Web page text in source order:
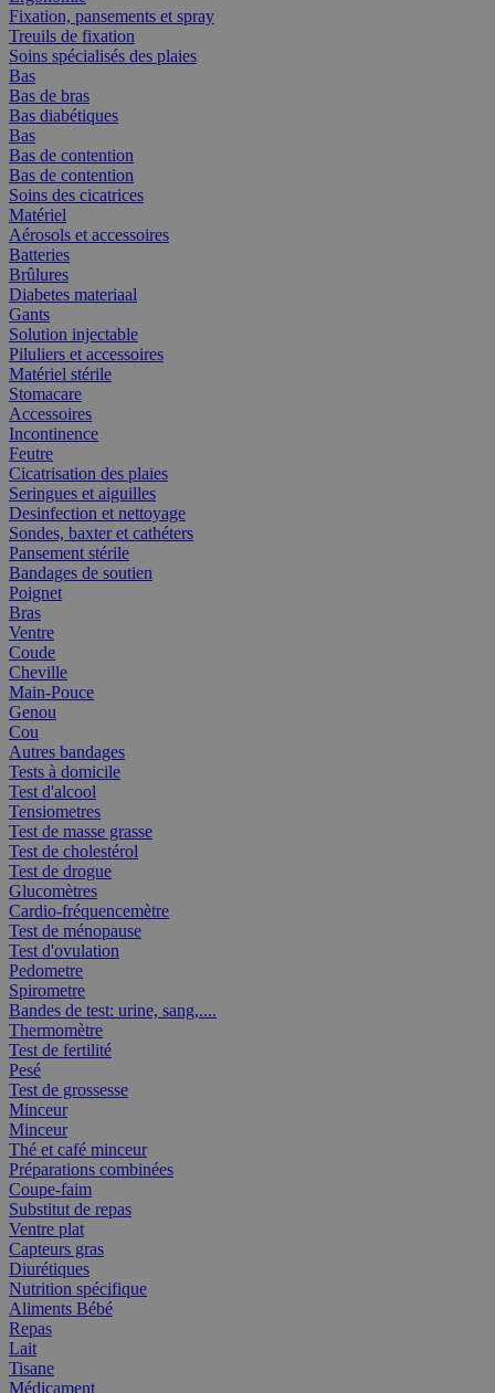
Fixation, pansements et spray
Treuils de fixation
Soins spécialisés des plaies
Bas
Bas de bras
Bas diabétiques
Bas
Bas de contention
Bas de contention
Soins des cicatrices
Matériel
Aérosols et accessoires
Batteries
Brûlures
Diabetes materiaal
Gants
Solution injectable
Piluliers et accessoires
Matériel stérile
Stomacare
Accessoires
Incontinence
Feutre
Cicatrisation des plaies
Seringues et aiguilles
Desinfection et nettoyage
Sondes, baxter et cathéters
Pansement stérile
Bandages de soutien
Poignet
Bras
Ventre
Coude
Cheville
Main-Pouce
Genou
Cou
Autres bandages
Tests à domicile
Test d'alcool
Tensiometres
Test de masse grasse
Test de cholestérol
Test de drogue
Glucomètres
Cardio-fréquencemètre
Test de ménopause
Test d'ovulation
Pedometre
Spirometre
Bandes de test: urine, sang,....
Thermomètre
Test de fertilité
Pesé
Test de grossesse
Minceur
Minceur
Thé et café minceur
Préparations combinées
Coupe-faim
Substitut de repas
Ventre plat
Capteurs gras
Diurétiques
Nutrition spécifique
Aliments Bébé
Repas
Lait
Tisane
Médicament